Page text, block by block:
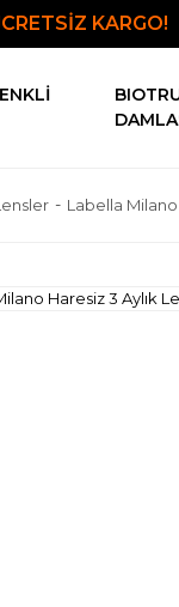
KARGO!
Labella Milano